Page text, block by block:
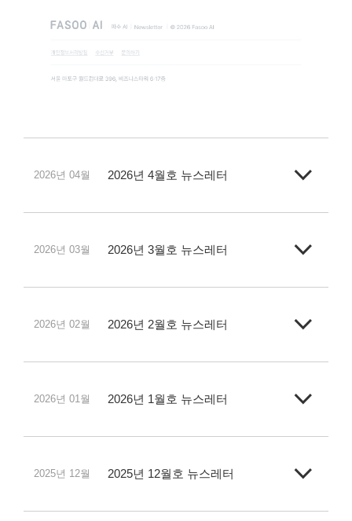
2026년 04월 2026년 4월호 뉴스레터
2026년 03월 2026년 3월호 뉴스레터
2026년 02월 2026년 2월호 뉴스레터
2026년 01월 2026년 1월호 뉴스레터
2025년 12월 2025년 12월호 뉴스레터